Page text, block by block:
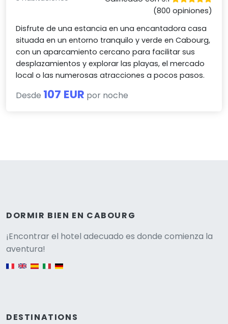
(800 opiniones)
Disfrute de una estancia en una encantadora casa
situada en un entorno tranquilo y verde en Cabourg,
con un aparcamiento cercano para facilitar sus
desplazamientos y explorar las playas, el mercado
local o las numerosas atracciones a pocos pasos.
Desde 107 EUR por noche
DORMIR BIEN EN CABOURG
¡Encontrar el hotel adecuado es donde comienza la
aventura!
English version
DESTINATIONS